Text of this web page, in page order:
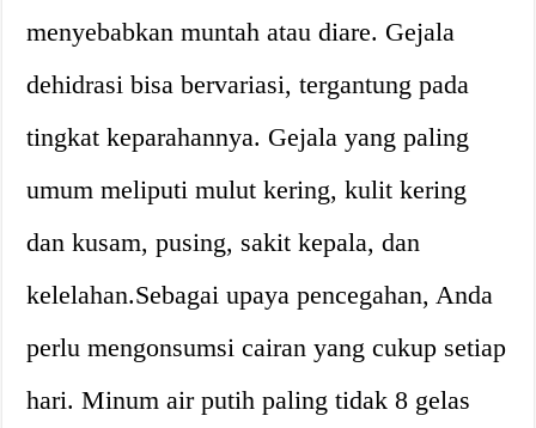
menyebabkan muntah atau diare. Gejala
dehidrasi bisa bervariasi, tergantung pada
tingkat keparahannya. Gejala yang paling
umum meliputi mulut kering, kulit kering
dan kusam, pusing, sakit kepala, dan
kelelahan.Sebagai upaya pencegahan, Anda
perlu mengonsumsi cairan yang cukup setiap
hari. Minum air putih paling tidak 8 gelas